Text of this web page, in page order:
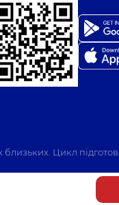
Цикл